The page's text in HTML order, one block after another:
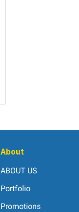
About
ABOUT US
Portfolio
Promotions